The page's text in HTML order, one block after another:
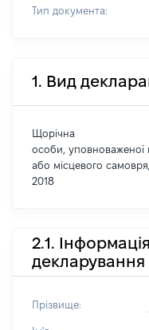
Тип документа:
1. Вид
Щорічна
особи, уповноваженої
або місцевого
2018
2.1.
декларування
Прізвище: